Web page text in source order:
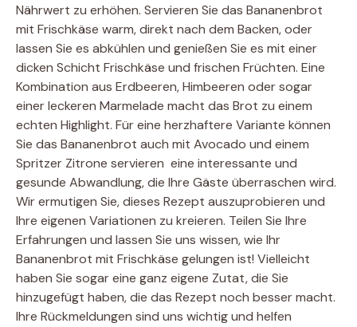
Nährwert zu erhöhen. Servieren Sie das Bananenbrot
mit Frischkäse warm, direkt nach dem Backen, oder
lassen Sie es abkühlen und genießen Sie es mit einer
dicken Schicht Frischkäse und frischen Früchten. Eine
Kombination aus Erdbeeren, Himbeeren oder sogar
einer leckeren Marmelade macht das Brot zu einem
echten Highlight. Für eine herzhaftere Variante können
Sie das Bananenbrot auch mit Avocado und einem
Spritzer Zitrone servieren  eine interessante und
gesunde Abwandlung, die Ihre Gäste überraschen wird.
Wir ermutigen Sie, dieses Rezept auszuprobieren und
Ihre eigenen Variationen zu kreieren. Teilen Sie Ihre
Erfahrungen und lassen Sie uns wissen, wie Ihr
Bananenbrot mit Frischkäse gelungen ist! Vielleicht
haben Sie sogar eine ganz eigene Zutat, die Sie
hinzugefügt haben, die das Rezept noch besser macht.
Ihre Rückmeldungen sind uns wichtig und helfen